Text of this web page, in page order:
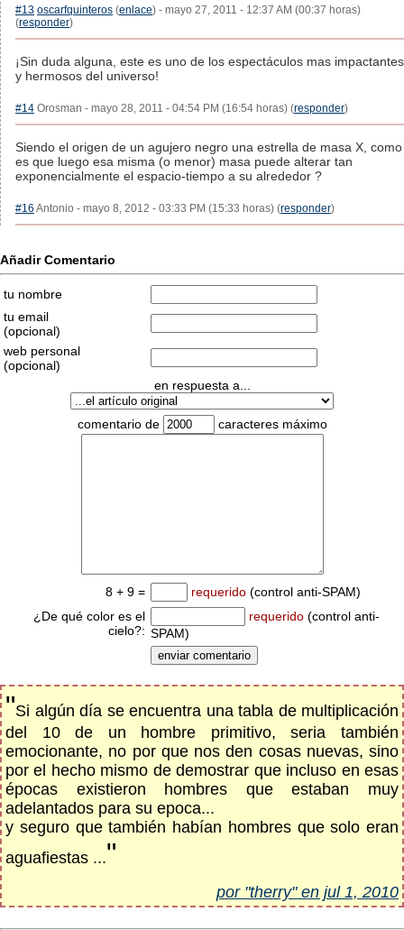
#13 oscarfquinteros (enlace) - mayo 27, 2011 - 12:37 AM (00:37 horas)
(responder)
¡Sin duda alguna, este es uno de los espectáculos mas impactantes
y hermosos del universo!
#14 Orosman - mayo 28, 2011 - 04:54 PM (16:54 horas) (responder)
Siendo el origen de un agujero negro una estrella de masa X, como
es que luego esa misma (o menor) masa puede alterar tan
exponencialmente el espacio-tiempo a su alrededor ?
#16 Antonio - mayo 8, 2012 - 03:33 PM (15:33 horas) (responder)
Añadir Comentario
tu nombre
tu email
(opcional)
web personal
(opcional)
en respuesta a...
comentario de caracteres máximo
8 + 9 = requerido (control anti-SPAM)
¿De qué color es el
cielo?:
requerido (control anti-
SPAM)
"Si algún día se encuentra una tabla de multiplicación
del 10 de un hombre primitivo, seria también
emocionante, no por que nos den cosas nuevas, sino
por el hecho mismo de demostrar que incluso en esas
épocas existieron hombres que estaban muy
adelantados para su epoca...
y seguro que también habían hombres que solo eran
aguafiestas ..."
por "therry" en jul 1, 2010